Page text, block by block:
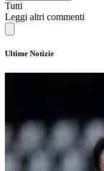
Tutti
Leggi altri commenti
Ultime Notizie